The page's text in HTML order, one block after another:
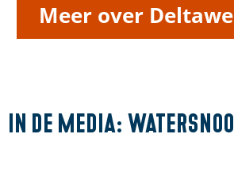
Meer over
In de media: